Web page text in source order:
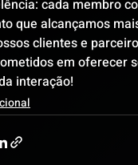
cada membro
que alcançamos
clientes e
em oferecer
interação!